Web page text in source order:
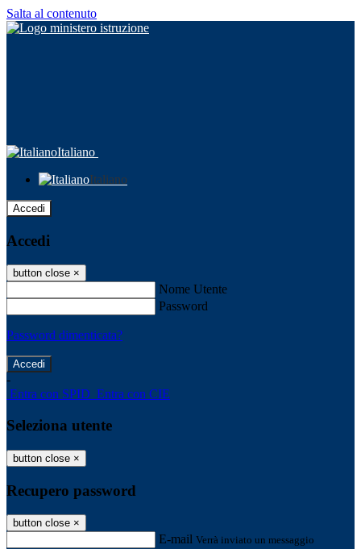
Salta al contenuto
Italiano
Italiano
Accedi
Accedi
button close ×
Nome Utente
Password
Password dimenticata?
-
Entra con SPID Entra con CIE
Seleziona utente
button close ×
Recupero password
button close ×
E-mail Verrà inviato un messaggio